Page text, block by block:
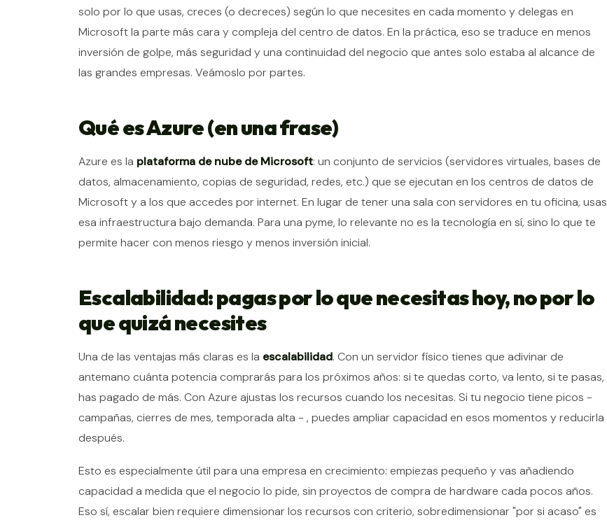
solo por lo que usas, creces (o decreces) según lo que necesites en cada momento y delegas en
Microsoft la parte más cara y compleja del centro de datos. En la práctica, eso se traduce en menos
inversión de golpe, más seguridad y una continuidad del negocio que antes solo estaba al alcance de
las grandes empresas. Veámoslo por partes.
Qué es Azure (en una frase)
Azure es la plataforma de nube de Microsoft: un conjunto de servicios (servidores virtuales, bases de
datos, almacenamiento, copias de seguridad, redes, etc.) que se ejecutan en los centros de datos de
Microsoft y a los que accedes por internet. En lugar de tener una sala con servidores en tu oficina, usas
esa infraestructura bajo demanda. Para una pyme, lo relevante no es la tecnología en sí, sino lo que te
permite hacer con menos riesgo y menos inversión inicial.
Escalabilidad: pagas por lo que necesitas hoy, no por lo
que quizá necesites
Una de las ventajas más claras es la escalabilidad. Con un servidor físico tienes que adivinar de
antemano cuánta potencia comprarás para los próximos años: si te quedas corto, va lento, si te pasas,
has pagado de más. Con Azure ajustas los recursos cuando los necesitas. Si tu negocio tiene picos -
campañas, cierres de mes, temporada alta - , puedes ampliar capacidad en esos momentos y reducirla
después.
Esto es especialmente útil para una empresa en crecimiento: empiezas pequeño y vas añadiendo
capacidad a medida que el negocio lo pide, sin proyectos de compra de hardware cada pocos años.
Eso sí, escalar bien requiere dimensionar los recursos con criterio, sobredimensionar "por si acaso" es